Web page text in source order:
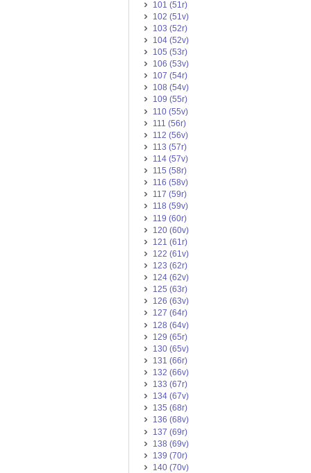
101 (51r)
102 (51v)
103 (52r)
104 (52v)
105 (53r)
106 (53v)
107 (54r)
108 (54v)
109 (55r)
110 (55v)
111 (56r)
112 (56v)
113 (57r)
114 (57v)
115 (58r)
116 (58v)
117 (59r)
118 (59v)
119 (60r)
120 (60v)
121 (61r)
122 (61v)
123 (62r)
124 (62v)
125 (63r)
126 (63v)
127 (64r)
128 (64v)
129 (65r)
130 (65v)
131 (66r)
132 (66v)
133 (67r)
134 (67v)
135 (68r)
136 (68v)
137 (69r)
138 (69v)
139 (70r)
140 (70v)